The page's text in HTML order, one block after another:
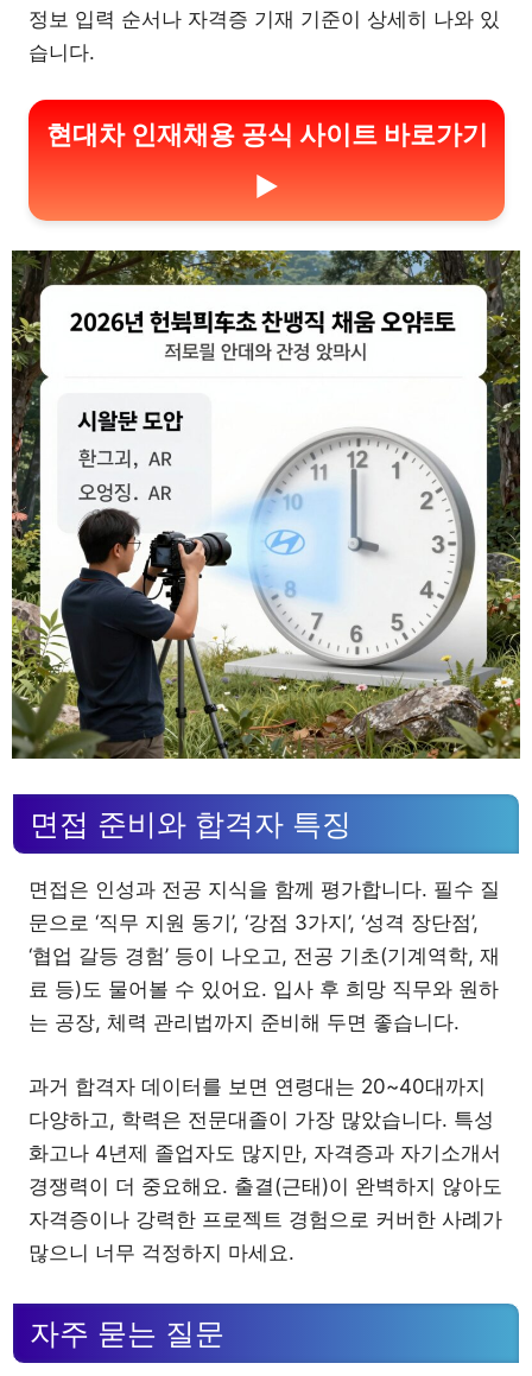
정보 입력 순서나 자격증 기재 기준이 상세히 나와 있
습니다.
현대차 인재채용 공식 사이트 바로가기
▶
면접 준비와 합격자 특징
면접은 인성과 전공 지식을 함께 평가합니다. 필수 질
문으로 ‘직무 지원 동기’, ‘강점 3가지’, ‘성격 장단점’,
‘협업 갈등 경험’ 등이 나오고, 전공 기초(기계역학, 재
료 등)도 물어볼 수 있어요. 입사 후 희망 직무와 원하
는 공장, 체력 관리법까지 준비해 두면 좋습니다.
과거 합격자 데이터를 보면 연령대는 20~40대까지
다양하고, 학력은 전문대졸이 가장 많았습니다. 특성
화고나 4년제 졸업자도 많지만, 자격증과 자기소개서
경쟁력이 더 중요해요. 출결(근태)이 완벽하지 않아도
자격증이나 강력한 프로젝트 경험으로 커버한 사례가
많으니 너무 걱정하지 마세요.
자주 묻는 질문